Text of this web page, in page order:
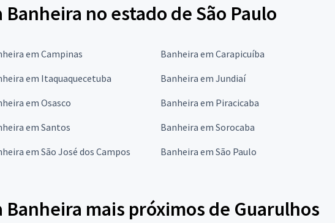
no estado de São Paulo
em Campinas Banheira em Carapicuíba
em Itaquaquecetuba Banheira em Jundiaí
em Osasco Banheira em Piracicaba
em Santos Banheira em Sorocaba
em São José dos Campos Banheira em São Paulo
mais próximos de Guarulhos